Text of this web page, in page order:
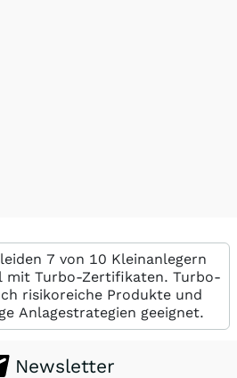
7 von 10 Kleinanlegern
mit Turbo-Zertifikaten. Turbo-
risikoreiche Produkte und
Anlagestrategien geeignet.
Newsletter